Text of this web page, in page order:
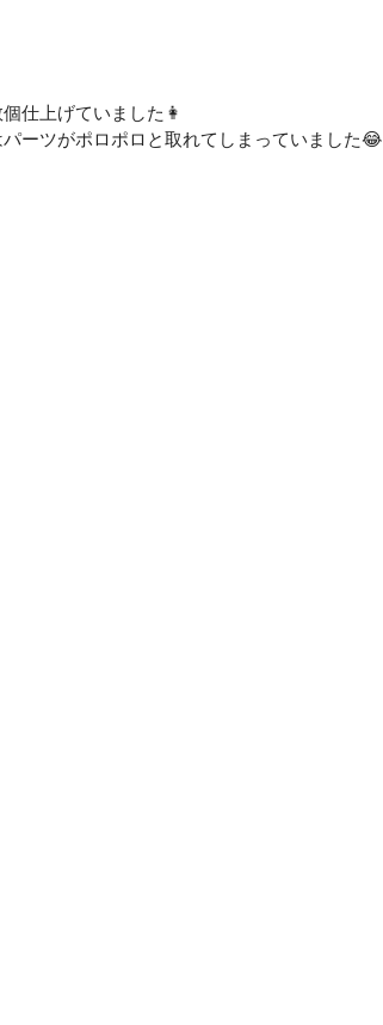
仕上げていました👩
ーツがポロポロと取れてしまっていました😂